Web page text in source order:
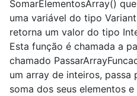
SomarElementosArray()
uma variável do tipo
retorna um valor do tipo
Esta função é chamada a
chamado
um array de inteiros, passa
soma dos seus elementos